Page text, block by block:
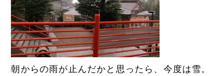
朝からの雨が止んだかと思ったら、今度は雪。